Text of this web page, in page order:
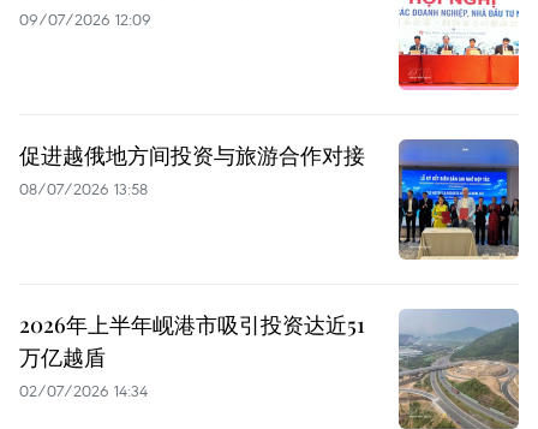
09/07/2026 12:09
促进越俄地方间投资与旅游合作对接
08/07/2026 13:58
2026年上半年岘港市吸引投资达近51
万亿越盾
02/07/2026 14:34